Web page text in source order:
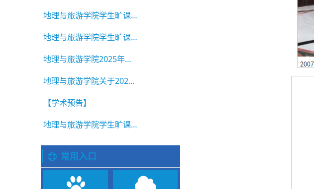
地理与旅游学院学生旷课违纪通报2025-2026学年第一学期 第4期
地理与旅游学院学生旷课违纪通报2025-2026学年第一学期 第3期
地理与旅游学院2025年度高校 国家助学贷款学生名单公示
地理与旅游学院关于2024-2025学年校级 三好学生、三好学生标兵
【学术预告】
地理与旅游学院学生旷课违纪通报2025-2026学年第一学期 第2期
常用入口